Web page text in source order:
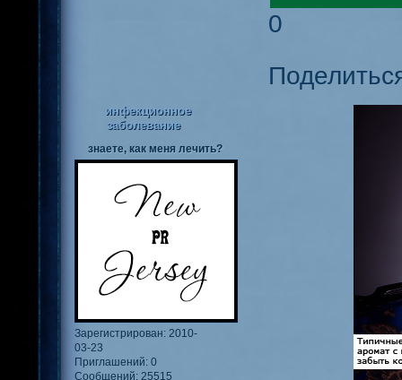
0
инфекционное
заболевание
знаете, как меня лечить?
Зарегистрирован: 2010-
03-23
Приглашений: 0
Сообщений: 25515